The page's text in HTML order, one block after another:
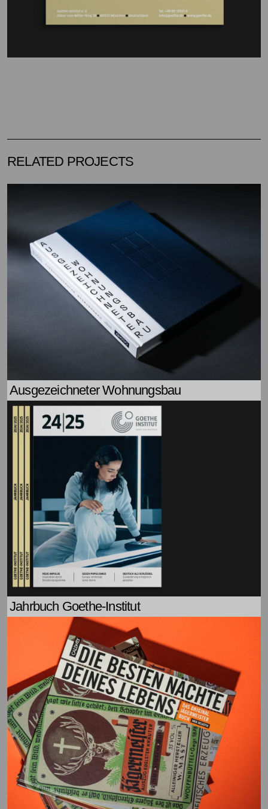
RELATED PROJECTS
Ausgezeichneter Wohnungsbau
Jahrbuch Goethe-Institut